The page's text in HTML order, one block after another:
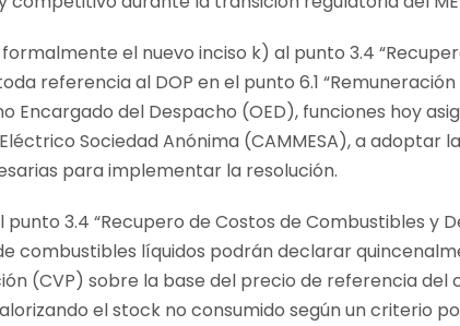
el nuevo inciso k) al punto 3.4
referencia al DOP en el punto 6.1
Encargado del Despacho (OED), funciones hoy
Sociedad Anónima (CAMMESA), a adoptar
para implementar la resolución.
punto 3.4 “Recupero de Costos de Combustibles y
combustibles líquidos podrán declarar
(CVP) sobre la base del precio de referencia
el stock no consumido según un criterio